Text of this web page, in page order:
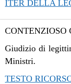
ITER DELLA
CONTENZIOSO
Giudizio di
Ministri.
TESTO